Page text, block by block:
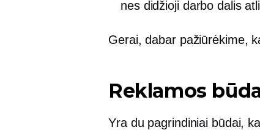
nes didžioji darbo dalis
Gerai, dabar pažiūrėkime,
Reklamos
Yra du pagrindiniai būdai,